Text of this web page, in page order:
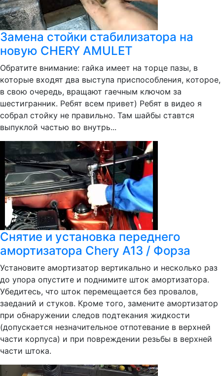
Замена стойки стабилизатора на
новую CHERY AMULET
Обратите внимание: гайка имеет на торце пазы, в
которые входят два выступа приспособления, которое,
в свою очередь, вращают гаечным ключом за
шестигранник. Ребят всем привет) Ребят в видео я
собрал стойку не правильно. Там шайбы ставтся
выпуклой частью во внутрь...
Снятие и установка переднего
амортизатора Chery A13 / Форза
Установите амортизатор вертикально и несколько раз
до упора опустите и поднимите шток амортизатора.
Убедитесь, что шток перемещается без провалов,
заеданий и стуков. Кроме того, замените амортизатор
при обнаружении следов подтекания жидкости
(допускается незначительное отпотевание в верхней
части корпуса) и при повреждении резьбы в верхней
части штока.